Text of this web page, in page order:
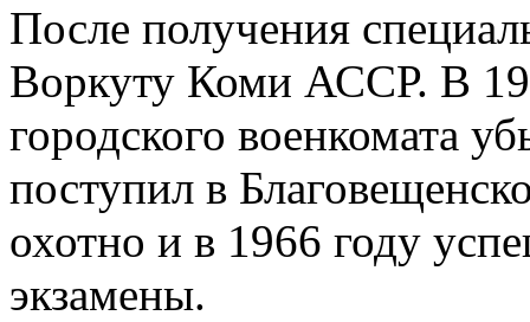
После получения
Воркуту Коми АССР. В
городского военкомата
поступил в
охотно и в 1966 году
экзамены.